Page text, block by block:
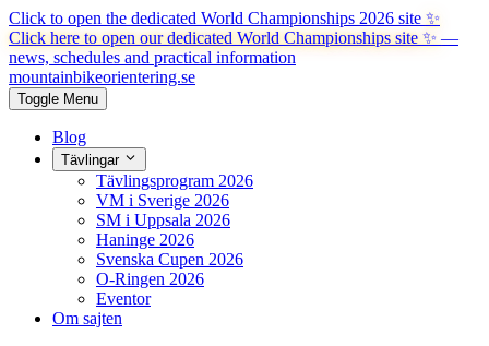
Click to open the dedicated World Championships 2026 site ✨
Click here to open our dedicated World Championships site ✨ —
news, schedules and practical information
mountainbikeorientering.se
Toggle Menu
Blog
Tävlingar
Tävlingsprogram 2026
VM i Sverige 2026
SM i Uppsala 2026
Haninge 2026
Svenska Cupen 2026
O-Ringen 2026
Eventor
Om sajten